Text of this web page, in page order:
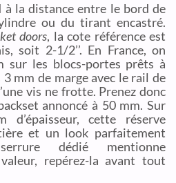
à la distance entre le bord de
ou du tirant encastré.
doors, la cote référence est
soit 2-1/2’’. En France, on
sur les blocs-portes prêts à
mm de marge avec le rail de
vis ne frotte. Prenez donc
annoncé à 50 mm. Sur
cette réserve
et un look parfaitement
dédié mentionne
repérez-la avant tout